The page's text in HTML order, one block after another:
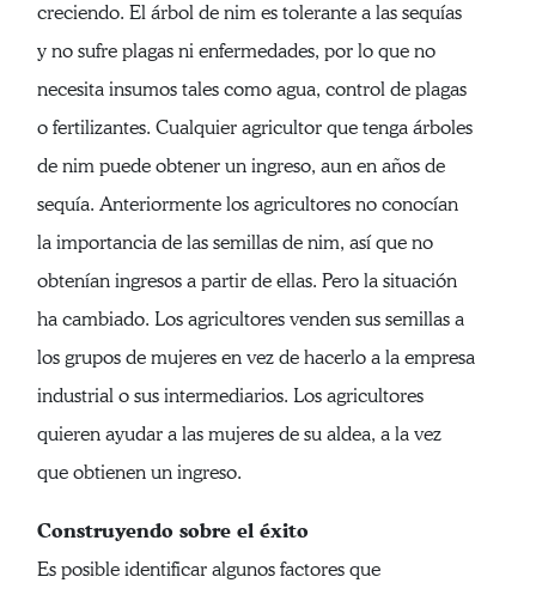
creciendo. El árbol de nim es tolerante a las sequías
y no sufre plagas ni enfermedades, por lo que no
necesita insumos tales como agua, control de plagas
o fertilizantes. Cualquier agricultor que tenga árboles
de nim puede obtener un ingreso, aun en años de
sequía. Anteriormente los agricultores no conocían
la importancia de las semillas de nim, así que no
obtenían ingresos a partir de ellas. Pero la situación
ha cambiado. Los agricultores venden sus semillas a
los grupos de mujeres en vez de hacerlo a la empresa
industrial o sus intermediarios. Los agricultores
quieren ayudar a las mujeres de su aldea, a la vez
que obtienen un ingreso.
Construyendo sobre el éxito
Es posible identificar algunos factores que